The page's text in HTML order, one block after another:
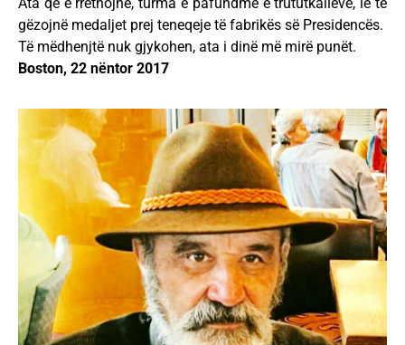
gëzojnë medaljet prej teneqeje të fabrikës së Presidencës.
Të mëdhenjtë nuk gjykohen, ata i dinë më mirë punët.
Boston, 22 nëntor 2017